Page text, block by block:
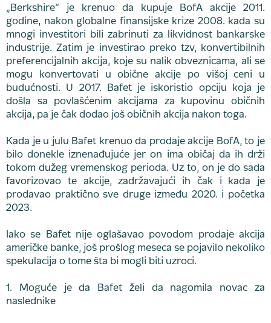
„Berkshire“ je krenuo da kupuje BofA akcije 2011.
godine, nakon globalne finansijske krize 2008. kada su
mnogi investitori bili zabrinuti za likvidnost bankarske
industrije. Zatim je investirao preko tzv, konvertibilnih
preferencijalnih akcija, koje su nalik obveznicama, ali se
mogu konvertovati u obične akcije po višoj ceni u
budućnosti. U 2017. Bafet je iskoristio opciju koja je
došla sa povlašćenim akcijama za kupovinu običnih
akcija, pa je čak dodao još običnih akcija nakon toga.
Kada je u julu Bafet krenuo da prodaje akcije BofA, to je
bilo donekle iznenađujuće jer on ima običaj da ih drži
tokom dužeg vremenskog perioda. Uz to, on je do sada
favorizovao te akcije, zadržavajući ih čak i kada je
prodavao praktično sve druge između 2020. i početka
2023.
Iako se Bafet nije oglašavao povodom prodaje akcija
američke banke, još prošlog meseca se pojavilo nekoliko
spekulacija o tome šta bi mogli biti uzroci.
1. Moguće je da Bafet želi da nagomila novac za
naslednike